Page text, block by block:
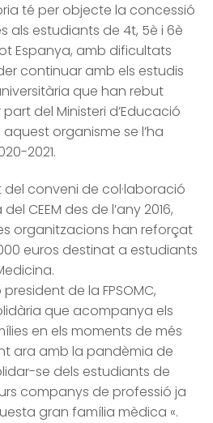
té per objecte la concessió
als estudiants de 4t, 5è i 6è
Espanya, amb dificultats
continuar amb els estudis
que han rebut
del Ministeri d’Educació
organisme se l’ha
2021.
conveni de col·laboració
CEEM des de l’any 2016,
organitzacions han reforçat
euros destinat a estudiants
de la FPSOMC,
que acompanya els
en els moments de més
ara amb la pandèmia de
se dels estudiants de
companys de professió ja
gran família mèdica «.